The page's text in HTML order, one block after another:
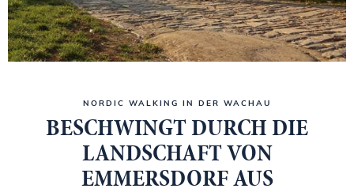
NORDIC WALKING IN DER WACHAU
BESCHWINGT DURCH DIE
LANDSCHAFT VON
EMMERSDORF AUS